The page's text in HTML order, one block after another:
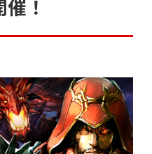
！